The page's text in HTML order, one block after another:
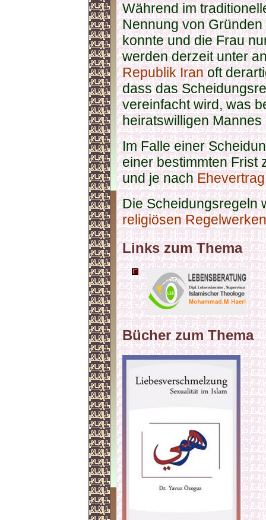
Während im
Nennung von
konnte und die Frau
werden derzeit unter
Republik Iranoft
dass das
vereinfacht wird, was
heiratswilligen Mannes
Im Falle einer
einer bestimmten Frist
und je nachEhevertrag
Die Scheidungsregeln
religiösen
Links zum Thema
Bücher zum Thema